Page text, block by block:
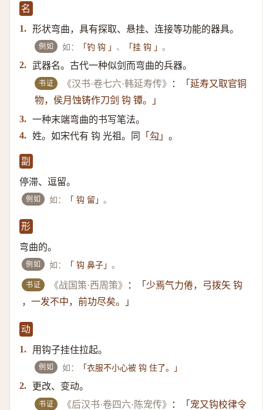
名
1. 形状弯曲，具有探取、悬挂、连接等功能的器具。
例如 如： 「钓 钩 」 、 「挂 钩 」。
2. 武器名。古代一种似剑而弯曲的兵器。
书证 《汉书·卷七六·韩延寿传》 ：
「延寿又取官铜
物，侯月蚀铸作刀剑 钩 镡。」
3. 一种末端弯曲的书写笔法。
4. 姓。如宋代有 钩 光祖。同 「 勾 」 。
副
停滞、逗留。
例如 如： 「 钩 留」。
形
弯曲的。
例如 如： 「 钩 鼻子」。
书证 《战国策·西周策》 ：
「少焉气力倦，弓拨矢 钩
，一发不中，前功尽矣。」
动
1.
用钩子挂住拉起。
例如 如： 「衣服不小心被 钩 住了。」
2. 更改、变动。
书证 《后汉书·卷四六·陈宠传》 ：
「宠又钩校律令